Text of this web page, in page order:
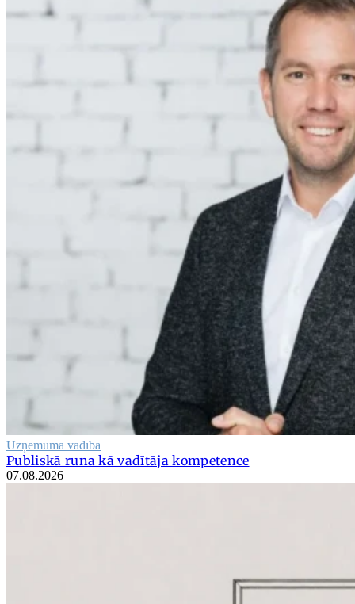
Uzņēmuma vadība
Publiskā runa kā vadītāja kompetence
07.08.2026